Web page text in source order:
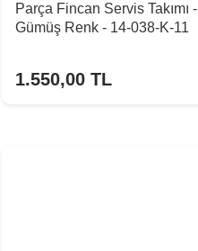
Parça Fincan Servis Takımı -
Gümüş Renk - 14-038-K-11
1.550,00 TL